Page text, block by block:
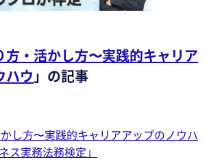
方・活かし方〜実践的キャリア
ハウ」の記事
し方〜実践的キャリアアップのノウハ
実務法務検定」